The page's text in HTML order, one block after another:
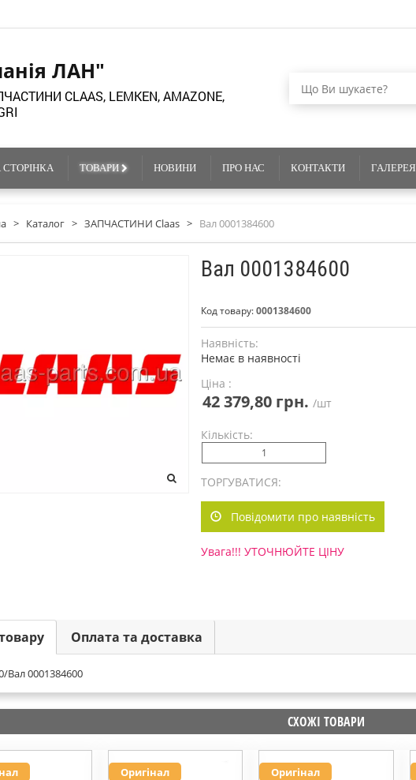
ЛАН"
CLAAS, LEMKEN, AMAZONE,
ТОВАРИ НОВИНИ ПРО НАС КОНТАКТИ ГАЛЕРЕЯ
> Каталог > ЗАПЧАСТИНИ Claas > Вал 0001384600
Вал 0001384600
Код товару:0001384600
Наявність:
Немає в наявності
Ціна :
42 379,80 грн. /шт
Кількість:
ТОРГУВАТИСЯ:
Повідомити про наявність
Увага!!! УТОЧНЮЙТЕ ЦІНУ
Оплата та доставка
Вал 0001384600
СХОЖІ ТОВАРИ
Оригінал Оригінал